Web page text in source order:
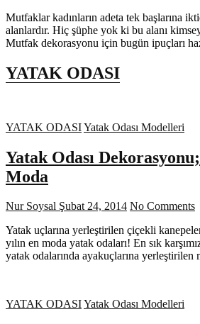
Mutfaklar kadınların adeta tek başlarına
alanlardır. Hiç şüphe yok ki bu alanı
Mutfak dekorasyonu için bugün ipuçları
YATAK ODASI
YATAK ODASIYatak Odası Modelleri
Yatak Odası
Moda
Nur Soysal Şubat 24, 2014 No Comments
Yatak uçlarına yerleştirilen çiçekli
yılın en moda yatak odaları! En sık
yatak odalarında ayakuçlarına
YATAK ODASIYatak Odası Modelleri